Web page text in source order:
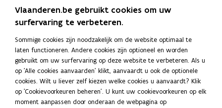
Deel deze pagina
L
i
n
K
o
p
Vlaanderen.be gebruikt cookies om uw
surfervaring te verbeteren.
Sommige cookies zijn noodzakelijk om de website optimaal te
laten functioneren. Andere cookies zijn optioneel en worden
gebruikt om uw surfervaring op deze website te verbeteren. Als u
op 'Alle cookies aanvaarden' klikt, aanvaardt u ook de optionele
cookies. Wilt u liever zelf kiezen welke cookies u aanvaardt? Klik
op 'Cookievoorkeuren beheren'. U kunt uw cookievoorkeuren op elk
moment aanpassen door onderaan de webpagina op